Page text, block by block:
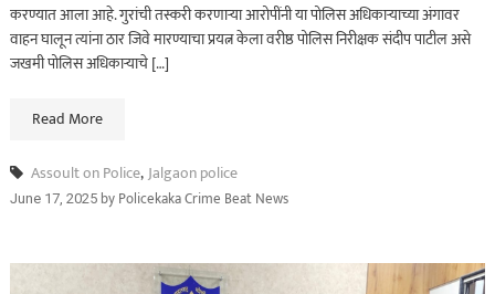
करण्यात आला आहे. गुरांची तस्करी करणाऱ्या आरोपींनी या पोलिस अधिकाऱ्याच्या अंगावर
वाहन घालून त्यांना ठार जिवे मारण्याचा प्रयत्न केला वरीष्ठ पोलिस निरीक्षक संदीप पाटील असे
जखमी पोलिस अधिकाऱ्याचे […]
Read More
Assoult on Police,Jalgaon police
June 17, 2025byPolicekaka Crime Beat News